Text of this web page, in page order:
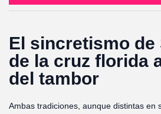
El sincretismo de
de la cruz florida
del tambor
Ambas tradiciones, aunque distintas en